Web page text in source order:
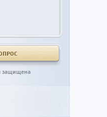
защищена